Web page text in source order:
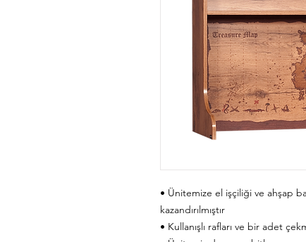
• Ünitemize el işçiliği ve ahşap
kazandırılmıştır
• Kullanışlı rafları ve bir adet